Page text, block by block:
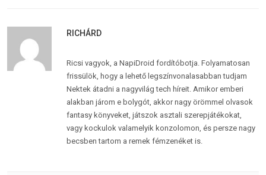
RICHÁRD
Ricsi vagyok, a NapiDroid fordítóbotja. Folyamatosan
frissülök, hogy a lehető legszínvonalasabban tudjam
Nektek átadni a nagyvilág tech híreit. Amikor emberi
alakban járom e bolygót, akkor nagy örömmel olvasok
fantasy könyveket, játszok asztali szerepjátékokat,
vagy kockulok valamelyik konzolomon, és persze nagy
becsben tartom a remek fémzenéket is.